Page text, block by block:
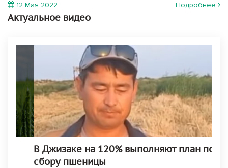
12 Мая 2022 Подробнее
Aктуальное видео
В Джизаке на 120% выполняют план по
сбору пшеницы